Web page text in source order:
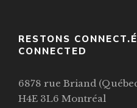
RESTONS
CONNECTED
6878 rue Briand
H4E 3L6 Montréal